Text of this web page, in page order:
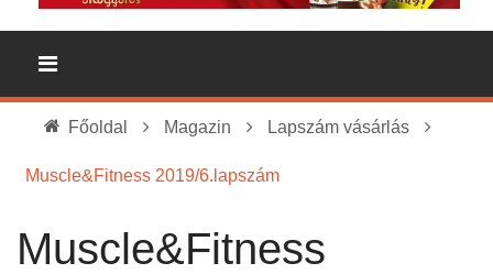
Főoldal Magazin Lapszám vásárlás
Muscle&Fitness 2019/6.lapszám
Muscle&Fitness